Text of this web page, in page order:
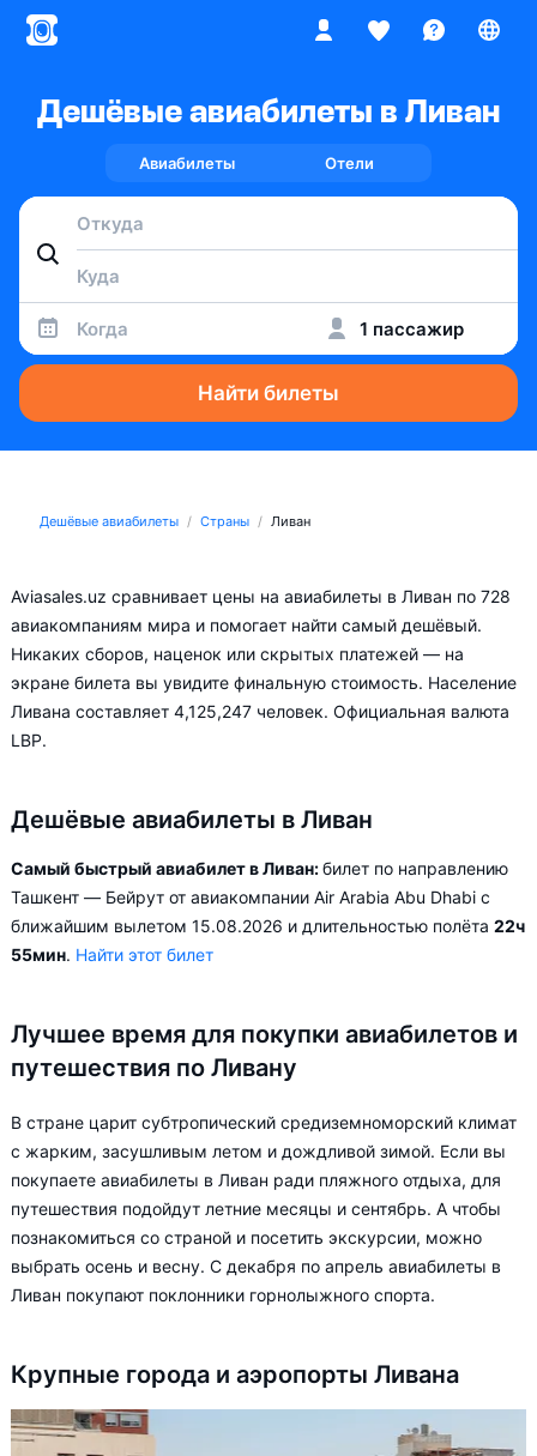
Дешёвые авиабилеты в Ливан
Авиабилеты Отели
Когда 1 пассажир
Найти билеты
Дешёвые авиабилеты Страны Ливан
Aviasales.uz сравнивает цены на авиабилеты в Ливан по 728
авиакомпаниям мира и помогает найти самый дешёвый.
Никаких сборов, наценок или скрытых платежей — на
экране билета вы увидите финальную стоимость. Население
Ливана составляет 4,125,247 человек. Официальная валюта
LBP.
Дешёвые авиабилеты в Ливан
Самый быстрый авиабилет в Ливан:билет по направлению
Ташкент — Бейрут от авиакомпании Air Arabia Abu Dhabi с
ближайшим вылетом 15.08.2026 и длительностью полёта 22ч
55мин. Найти этот билет
Лучшее время для покупки авиабилетов и
путешествия по Ливану
В стране царит субтропический средиземноморский климат
с жарким, засушливым летом и дождливой зимой. Если вы
покупаете авиабилеты в Ливан ради пляжного отдыха, для
путешествия подойдут летние месяцы и сентябрь. А чтобы
познакомиться со страной и посетить экскурсии, можно
выбрать осень и весну. С декабря по апрель авиабилеты в
Ливан покупают поклонники горнолыжного спорта.
Крупные города и аэропорты Ливана